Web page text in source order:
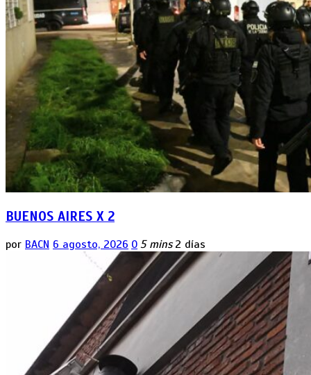
BUENOS AIRES X 2
por BACN 6 agosto, 2026 0 5 mins 2 días